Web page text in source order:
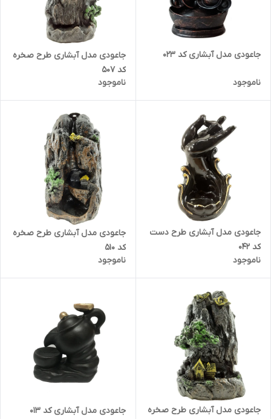
جاعودی مدل آبشاری کد 023
ناموجود
جاعودی مدل آبشاری طرح صخره
کد 507
ناموجود
جاعودی مدل آبشاری طرح دست
کد 042
ناموجود
جاعودی مدل آبشاری طرح صخره
کد 510
ناموجود
جاعودی مدل آبشاری طرح صخره
جاعودی مدل آبشاری کد 013